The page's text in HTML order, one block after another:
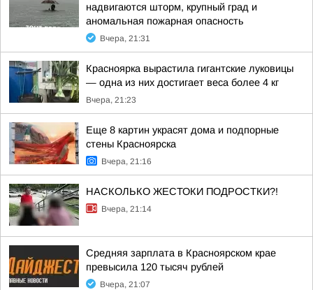
надвигаются шторм, крупный град и
аномальная пожарная опасность
Вчера, 21:31
Красноярка вырастила гигантские луковицы
— одна из них достигает веса более 4 кг
Вчера, 21:23
Еще 8 картин украсят дома и подпорные
стены Красноярска
Вчера, 21:16
НАСКОЛЬКО ЖЕСТОКИ ПОДРОСТКИ?!
Вчера, 21:14
Средняя зарплата в Красноярском крае
превысила 120 тысяч рублей
Вчера, 21:07